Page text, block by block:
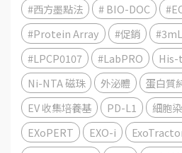
#西方墨點法
# BIO-DOC
#Protein Array
#促銷
#LPCP0107
#LabPRO His-
Ni-NTA 磁珠
外泌體 蛋白質
EV 收集培養基
PD-L1 細胞
EXoPERT
EXO-i